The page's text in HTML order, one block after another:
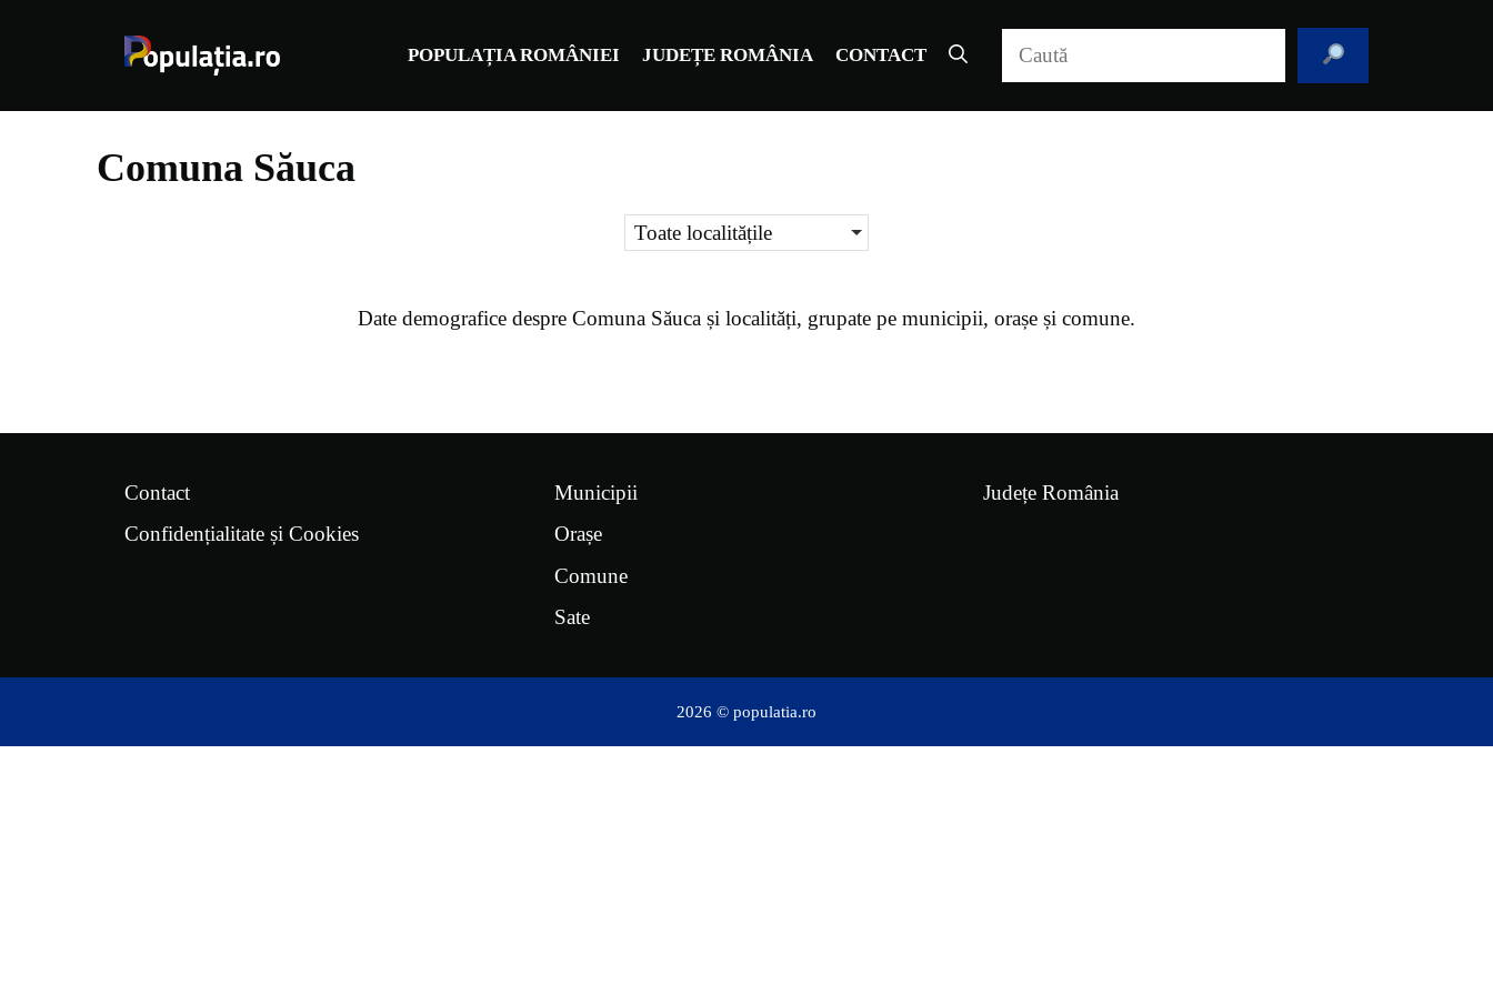
POPULAȚIA ROMÂNIEI JUDEȚE ROMÂNIA CONTACT
Comuna Săuca
Toate localitățile
Date demografice despre Comuna Săuca și localități, grupate pe municipii, orașe și comune.
Contact
Confidențialitate și Cookies
Municipii
Orașe
Comune
Sate
Județe România
2026 © populatia.ro